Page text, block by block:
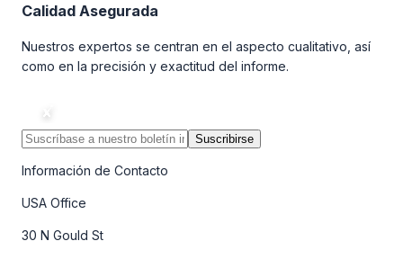
Calidad Asegurada
Nuestros expertos se centran en el aspecto cualitativo, así
como en la precisión y exactitud del informe.
Suscribirse
Información de Contacto
USA Office
30 N Gould St